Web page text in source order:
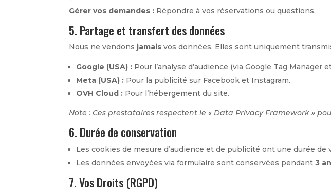
Gérer vos demandes : Répondre à vos réservations ou questions.
5. Partage et transfert des données
Nous ne vendons jamais vos données. Elles sont uniquement
Google (USA) : Pour l’analyse d’audience (via Google Tag Manager
Meta (USA) : Pour la publicité sur Facebook et Instagram.
OVH Cloud : Pour l’hébergement du site.
Note : Ces prestataires respectent le « Data Privacy Framework »
6. Durée de conservation
Les cookies de mesure d’audience et de publicité ont une durée de
Les données envoyées via formulaire sont conservées pendant3
7. Vos Droits (RGPD)